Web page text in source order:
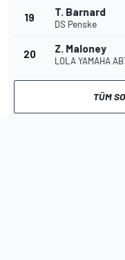
19 T. Barnard
DS Penske
20 Z. Maloney
LOLA YAMAHA
TÜM